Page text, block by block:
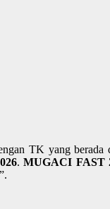
TK yang
.MUGACI FAST